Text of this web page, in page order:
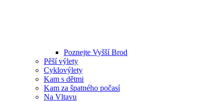
Poznejte Vyšší Brod
Pěší výlety
Cyklovýlety
Kam s dětmi
Kam za špatného počasí
Na Vltavu